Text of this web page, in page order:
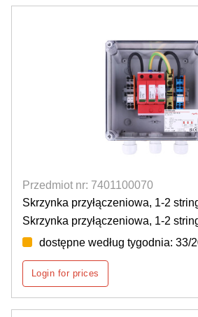
Przedmiot nr: 7401100070
Skrzynka przyłączeniowa, 1-2
Skrzynka przyłączeniowa, 1-2
dostępne według tygodnia: 33/
Login for prices